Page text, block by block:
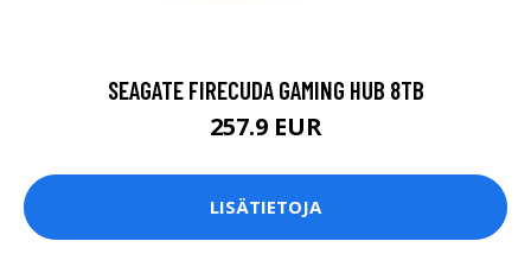
SEAGATE FIRECUDA GAMING HUB 8TB
257.9 EUR
LISÄTIETOJA